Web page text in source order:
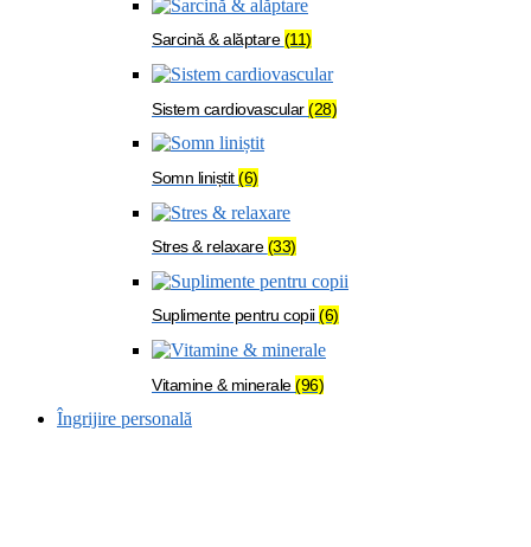
Sarcină & alăptare(11)
Sistem cardiovascular(28)
Somn liniștit(6)
Stres & relaxare(33)
Suplimente pentru copii(6)
Vitamine & minerale(96)
Îngrijire personală